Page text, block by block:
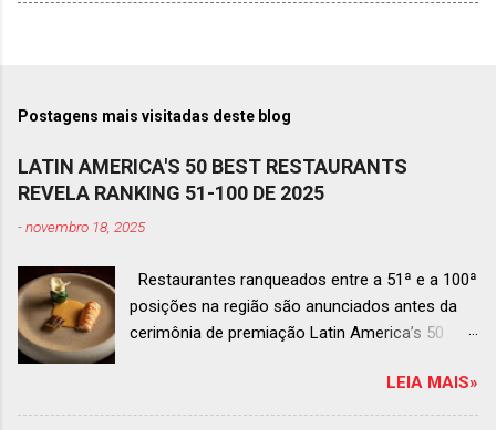
Postagens mais visitadas deste blog
LATIN AMERICA'S 50 BEST RESTAURANTS
REVELA RANKING 51-100 DE 2025
-novembro 18, 2025
Restaurantes ranqueados entre a 51ª e a 100ª
posições na região são anunciados antes da
cerimônia de premiação Latin America’s 50
de dezembro em Antígua, Guatemala
Prato do Origem, o brasileiro mais
LEIA MAIS»